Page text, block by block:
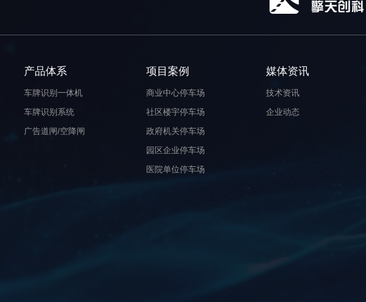
产品体系
车牌识别一体机
车牌识别系统
广告道闸/空降闸
项目案例
商业中心停车场
社区楼宇停车场
政府机关停车场
园区企业停车场
医院单位停车场
媒体资讯
技术资讯
企业动态